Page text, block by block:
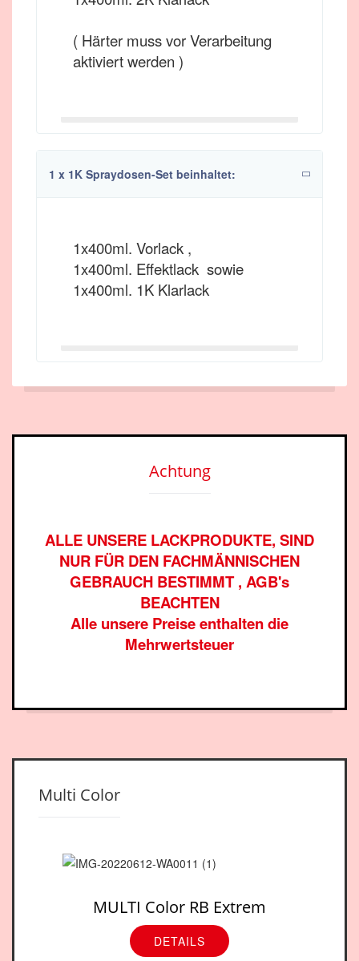
( Härter muss vor Verarbeitung
aktiviert werden )
1 x 1K Spraydosen-Set beinhaltet:
1x400ml. Vorlack ,
1x400ml. Effektlack sowie
1x400ml. 1K Klarlack
Achtung
ALLE UNSERE LACKPRODUKTE, SIND
NUR FÜR DEN FACHMÄNNISCHEN
GEBRAUCH BESTIMMT , AGB's
BEACHTEN
Alle unsere Preise enthalten die
Mehrwertsteuer
Multi Color
MULTI Color RB Extrem
DETAILS